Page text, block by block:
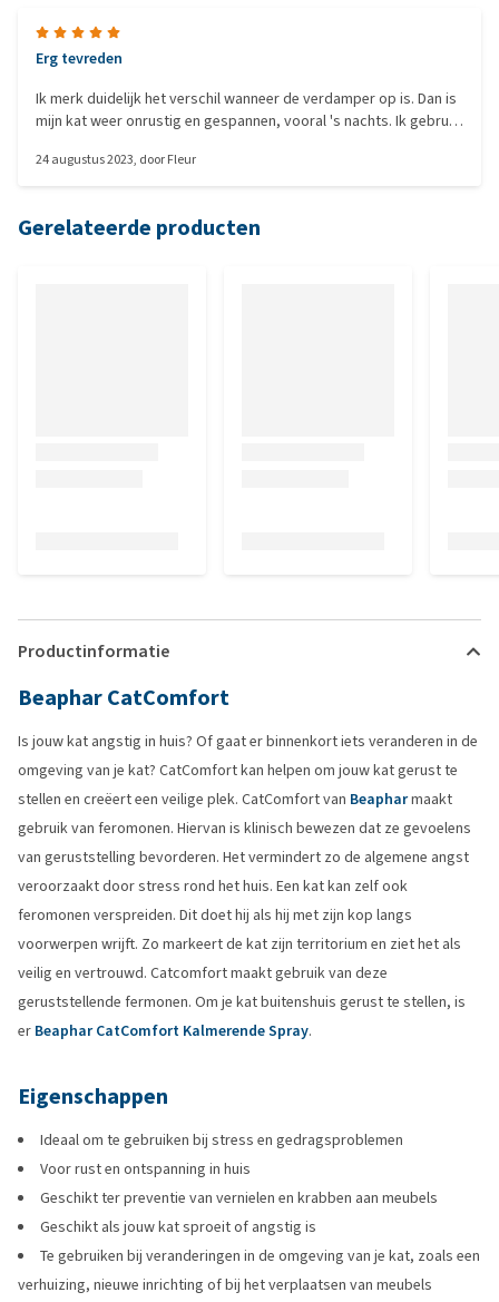
Erg tevreden
Ik merk duidelijk het verschil wanneer de verdamper op is. Dan is
mijn kat weer onrustig en gespannen, vooral 's nachts. Ik gebruik
product is ook erg makkelijk in gebruik, gewoon de
24 augustus 2023, doorFleur
Gerelateerde producten
Productinformatie
Beaphar CatComfort
Is jouw kat angstig in huis? Of gaat er binnenkort iets veranderen in de
omgeving van je kat? CatComfort kan helpen om jouw kat gerust te
stellen en creëert een veilige plek. CatComfort van Beapharmaakt
gebruik van feromonen. Hiervan is klinisch bewezen dat ze gevoelens
van geruststelling bevorderen. Het vermindert zo de algemene angst
veroorzaakt door stress rond het huis. Een kat kan zelf ook
feromonen verspreiden. Dit doet hij als hij met zijn kop langs
voorwerpen wrijft. Zo markeert de kat zijn territorium en ziet het als
veilig en vertrouwd. Catcomfort maakt gebruik van deze
geruststellende fermonen. Om je kat buitenshuis gerust te stellen, is
er Beaphar CatComfort Kalmerende Spray.
Eigenschappen
Ideaal om te gebruiken bij stress en gedragsproblemen
Voor rust en ontspanning in huis
Geschikt ter preventie van vernielen en krabben aan meubels
Geschikt als jouw kat sproeit of angstig is
Te gebruiken bij veranderingen in de omgeving van je kat, zoals een
verhuizing, nieuwe inrichting of bij het verplaatsen van meubels